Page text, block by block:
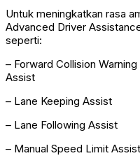
Untuk meningkatkan rasa
Advanced Driver
seperti:
– Forward Collision
Assist
– Lane Keeping Assist
– Lane Following Assist
– Manual Speed Limit Assist